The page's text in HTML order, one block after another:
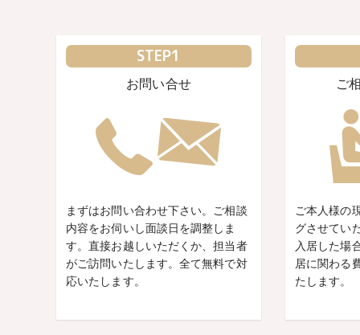
STEP1
お問い合せ
まずはお問い合わせ下さい。ご相談
内容をお伺いし面談日を調整しま
す。直接お越しいただくか、担当者
がご訪問いたします。全て無料で対
応いたします。
ご
ご本人様の
グさせてい
入居した場
居に関わる
たします。